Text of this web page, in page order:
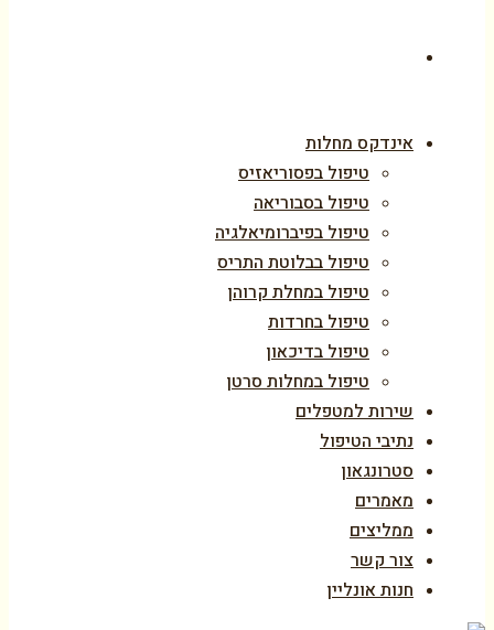
אינדקס מחלות
טיפול בפסוריאזיס
טיפול בסבוריאה
טיפול בפיברומיאלגיה
טיפול בבלוטת התריס
טיפול במחלת קרוהן
טיפול בחרדות
טיפול בדיכאון
טיפול במחלות סרטן
שירות למטפלים
נתיבי הטיפול
סטרונגאון
מאמרים
ממליצים
צור קשר
חנות אונליין